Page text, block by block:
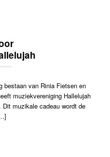
bestaan van Rinia Fietsen en
muziekvereniging Hallelujah
muzikale cadeau wordt de